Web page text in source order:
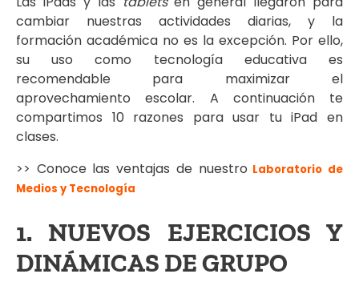
cambiar nuestras actividades diarias, y la
formación académica no es la excepción. Por ello,
su uso como tecnología educativa es
recomendable para maximizar el
aprovechamiento escolar. A continuación te
compartimos 10 razones para usar tu iPad en
clases.
>> Conoce las ventajas de nuestro Laboratorio de
Medios y Tecnología
1. NUEVOS EJERCICIOS Y
DINÁMICAS DE GRUPO